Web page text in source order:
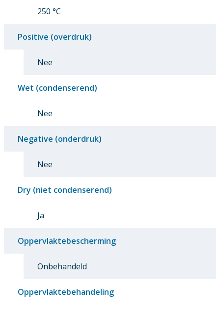
250 °C
Positive (overdruk)
Nee
Wet (condenserend)
Nee
Negative (onderdruk)
Nee
Dry (niet condenserend)
Ja
Oppervlaktebescherming
Onbehandeld
Oppervlaktebehandeling